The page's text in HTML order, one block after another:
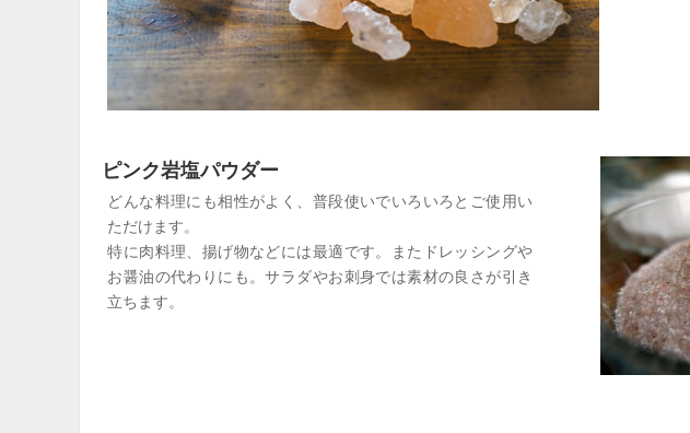
ピンク岩塩パウダー
どんな料理にも相性がよく、普段使いでいろいろとご使用い
ただけます。
特に肉料理、揚げ物などには最適です。またドレッシングや
お醤油の代わりにも。サラダやお刺身では素材の良さが引き
立ちます。